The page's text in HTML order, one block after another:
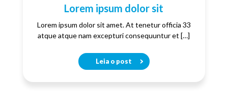
Lorem ipsum dolor sit
Lorem ipsum dolor sit amet. At tenetur officia 33
atque atque nam excepturi consequuntur et […]
Leia o post